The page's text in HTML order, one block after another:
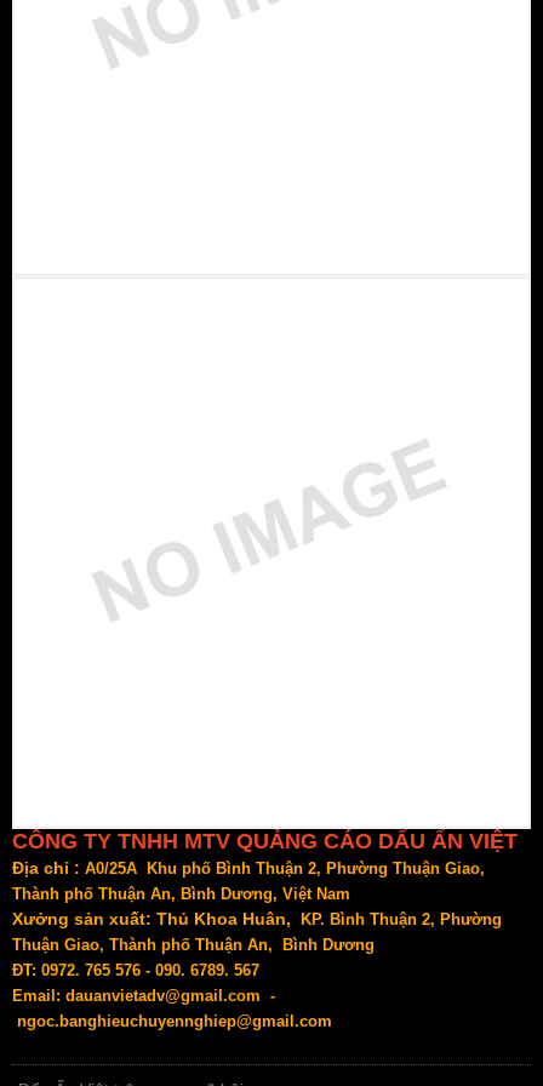
CÔNG TY TNHH MTV QUẢNG CÁO DẤU ẤN VIỆT
Địa chỉ : A0/25A Khu phố Bình Thuận 2, Phường Thuận Giao,
Thành phố Thuận An, Bình Dương, Việt Nam
Xưởng sản xuất: Thủ Khoa Huân,
KP. Bình Thuận 2, Phường
Thuận Giao, Thành phố Thuận An, Bình Dương
ĐT: 0972. 765 576 - 090. 6789. 567
Email: dauanvietadv@gmail.com -
ngoc.banghieuchuyennghiep@gmail.com